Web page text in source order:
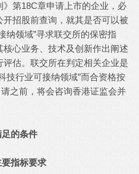
第18C章申请上市的企业，必
招股前查询，就其是否可以被
纳领域”寻求联交所的保密指
心业务、技术及创新作出阐述
评估。联交所在判定相关企业是
技行业可接纳领域”而合资格按
之前，将会咨询香港证监会并
的条件
要指标要求